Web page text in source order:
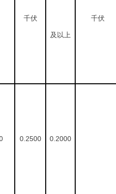
千伏
及以上
千伏
0.2500 0.2000